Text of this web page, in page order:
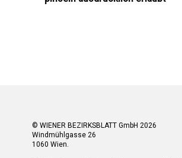
© WIENER BEZIRKSBLATT GmbH 2026
Windmühlgasse 26
1060 Wien.